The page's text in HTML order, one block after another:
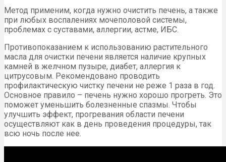
Метод применим, когда нужно очистить печень, а также
при любых воспалениях мочеполовой системы,
проблемах с суставами, аллергии, астме, ИБС.
Противопоказанием к использованию растительного
масла для очистки печени является наличие крупных
камней в желчном пузыре, диабет, аллергия к
цитрусовым. Рекомендовано проводить
профилактическую чистку печени не реже 1 раза в год.
Основное правило – печень нужно хорошо прогреть. Это
поможет уменьшить болезненные спазмы. Чтобы
улучшить эффект, прогревания области печени
осуществляют как в день проведения процедуры, так
всю ночь после нее.